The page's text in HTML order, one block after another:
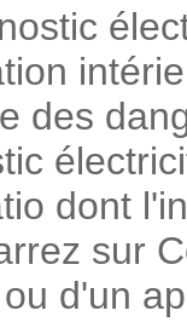
des
dont
sur
d'un